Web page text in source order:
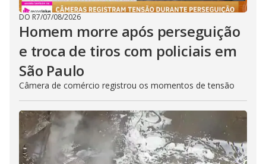
DO R7/07/08/2026
Homem morre após perseguição
e troca de tiros com policiais em
São Paulo
Câmera de comércio registrou os momentos de tensão